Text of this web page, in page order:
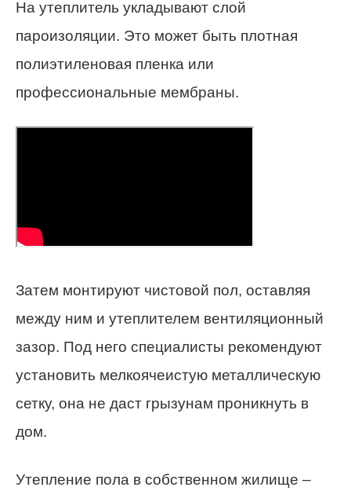
На утеплитель укладывают слой
пароизоляции. Это может быть плотная
полиэтиленовая пленка или
профессиональные мембраны.
Затем монтируют чистовой пол, оставляя
между ним и утеплителем вентиляционный
зазор. Под него специалисты рекомендуют
установить мелкоячеистую металлическую
сетку, она не даст грызунам проникнуть в
дом.
Утепление пола в собственном жилище –